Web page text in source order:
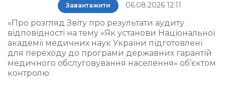
Завантажити 06.08.2026 12:11
«Про розгляд Звіту про результати аудиту
відповідності на тему «Як установи Національної
академії медичних наук України підготовлені
для переходу до програми державних гарантій
медичного обслуговування населення» об’єктом
контролю